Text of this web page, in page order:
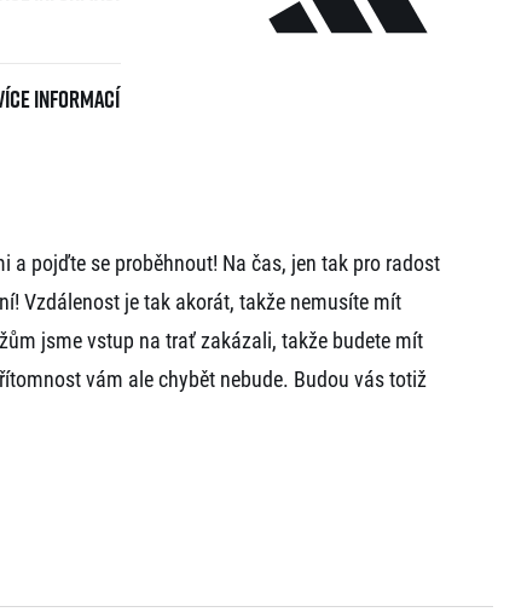
informací
a pojďte se proběhnout! Na čas, jen tak pro radost
Vzdálenost je tak akorát, takže nemusíte mít
jsme vstup na trať zakázali, takže budete mít
vám ale chybět nebude. Budou vás totiž